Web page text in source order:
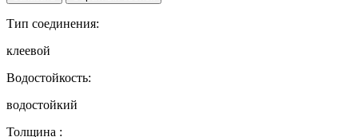
Тип соединения:
клеевой
Водостойкость:
водостойкий
Толщина :